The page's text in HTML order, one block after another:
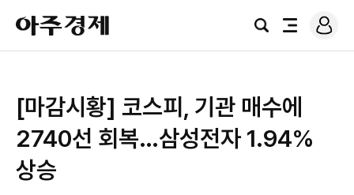
아
주
경
검
전
로
그
[마감시황] 코스피, 기관 매수에
2740선 회복…삼성전자 1.94%
상승